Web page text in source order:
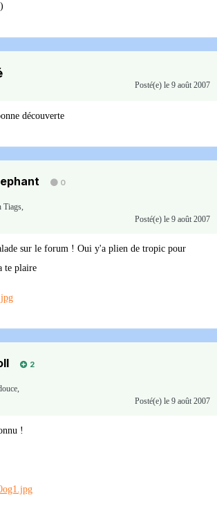
)
Posté(e) le 9 août 2007
découverte
0
Tiags,
Posté(e) le 9 août 2007
sur le forum ! Oui y'a plien de tropic pour
te plaire
2
Posté(e) le 9 août 2007
!